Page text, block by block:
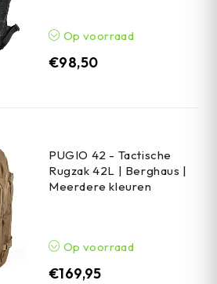
Op voorraad
€98,50
PUGIO 42 - Tactische
Rugzak 42L | Berghaus |
Meerdere kleuren
Op voorraad
€169,95